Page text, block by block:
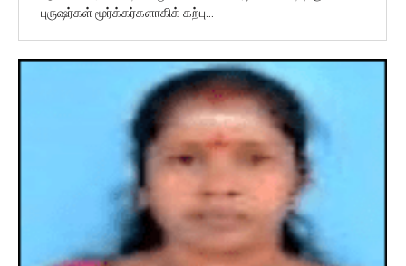
புருஷர்கள் மூர்க்கர்களாகிக் கற்பு…